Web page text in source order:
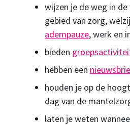
wijzen je de weg in
gebied van zorg,
adempauze, werk en
bieden
hebben een
houden je op de
dag van de
laten je weten